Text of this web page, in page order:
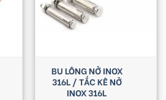
BU LÔNG NỞ INOX
316L / TẮC KÊ NỞ
INOX 316L